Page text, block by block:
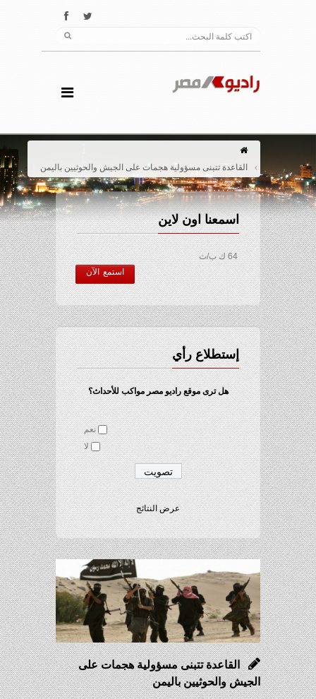
القاعدة تتبنى مسؤولية هجمات على الجيش والحوثيين باليمن
اسمعنا اون لاين
64 ك ب/ث
استمع الآن
إستطلاع رأي
هل ترى موقع راديو مصر مواكب للأحداث؟
نعم
لا
عرض النتائج
القاعدة تتبنى مسؤولية هجمات على
الجيش والحوثيين باليمن